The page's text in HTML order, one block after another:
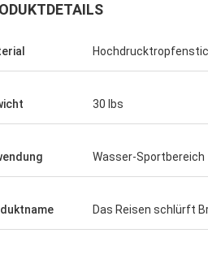
Hat
von
und
30 lbs
Wasser-Sportbereich
Das Reisen schlürft